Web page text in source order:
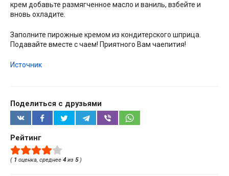
крем добавьте размягченное масло и ваниль, взбейте и
вновь охладите.
Заполните пирожные кремом из кондитерского шприца.
Подавайте вместе с чаем! Приятного Вам чаепития!
Источник
Поделиться с друзьями
Рейтинг
( 1 оценка, среднее 4 из 5)